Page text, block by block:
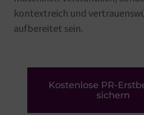
kontextreich und
aufbereitet sein.
Kostenlose PR-
sichern